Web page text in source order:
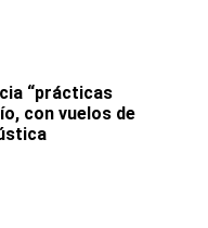
“prácticas
con vuelos de